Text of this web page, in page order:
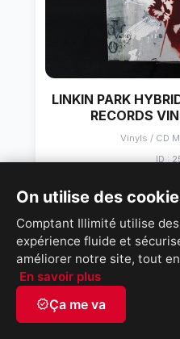
On utilise des
Comptant Illimité utilise
expérience fluide et
améliorer notre site, tout
En savoir plus
verifiedÇa me va
LINKIN PARK
RECORDS
Vinyls / CD
ID :
PRIX
VOIR
French